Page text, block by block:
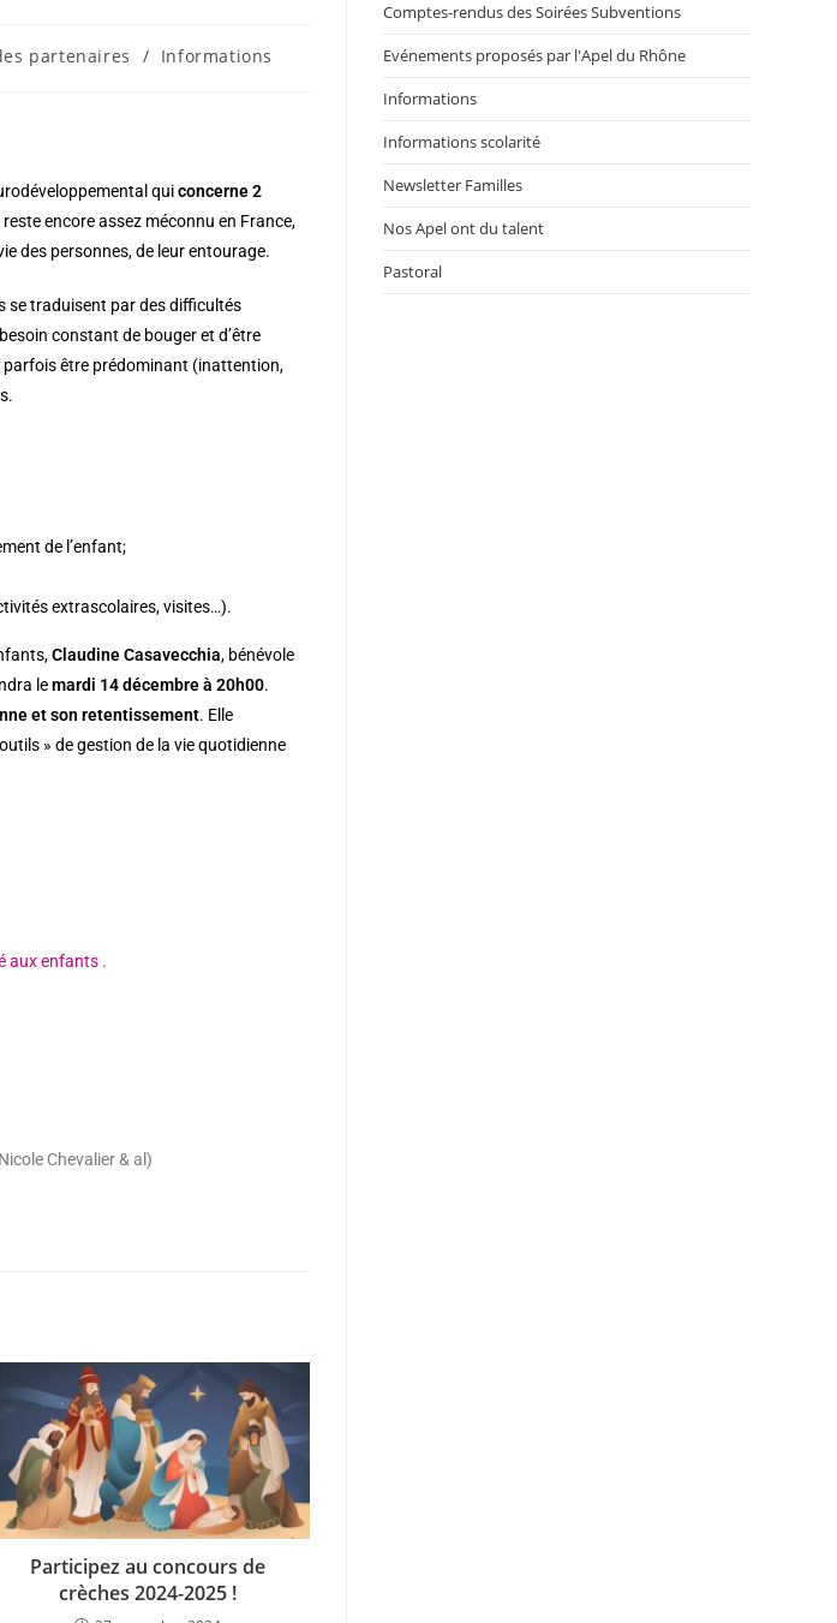
partenaires / Informations
quiconcerne 2
encore assez méconnu en France,
des personnes, de leur entourage.
se traduisent par des difficultés
constant de bouger et d’être
parfois être prédominant (inattention,
de l’enfant;
extrascolaires, visites…).
Claudine Casavecchia, bénévole
lemardi 14 décembre à 20h00.
et son retentissement. Elle
» de gestion de la vie quotidienne
aux enfants .
Chevalier & al)
Participez au concours de
crèches 2024-2025 !
Comptes-rendus des Soirées Subventions
Evénements proposés par l'Apel du Rhône
Informations
Informations scolarité
Newsletter Familles
Nos Apel ont du talent
Pastoral